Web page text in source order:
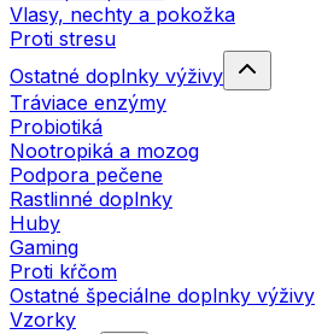
Vlasy, nechty a pokožka
Proti stresu
Ostatné doplnky výživy
Tráviace enzýmy
Probiotiká
Nootropiká a mozog
Podpora pečene
Rastlinné doplnky
Huby
Gaming
Proti kŕčom
Ostatné špeciálne doplnky výživy
Vzorky